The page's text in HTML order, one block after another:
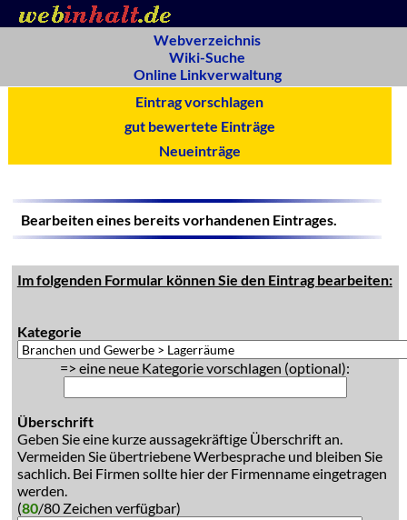
Webverzeichnis
Wiki-Suche
Online Linkverwaltung
Eintrag vorschlagen
gut bewertete Einträge
Neueinträge
Bearbeiten eines bereits vorhandenen Eintrages.
Im folgenden Formular können Sie den Eintrag bearbeiten:
Kategorie
=> eine neue Kategorie vorschlagen (optional):
Überschrift
Geben Sie eine kurze aussagekräftige Überschrift an.
Vermeiden Sie übertriebene Werbesprache und bleiben Sie
sachlich. Bei Firmen sollte hier der Firmenname eingetragen
werden.
(80/80 Zeichen verfügbar)